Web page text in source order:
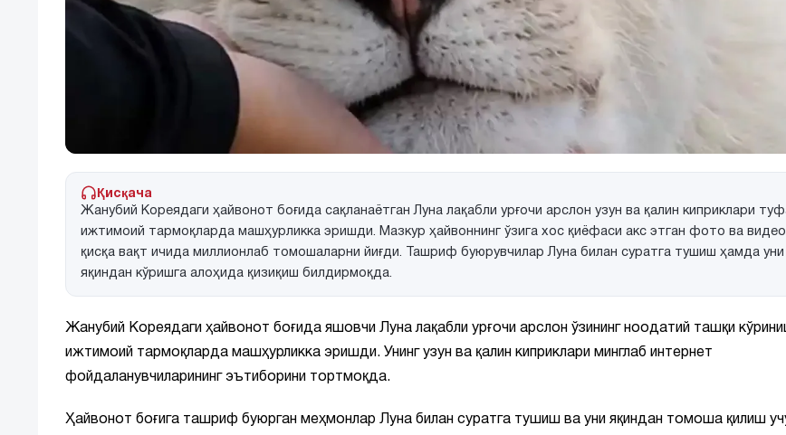
Қисқача
Жанубий Кореядаги ҳайвонот боғида сақланаётган Луна лақабли урғочи арслон узун ва қалин киприклари
ижтимоий тармоқларда машҳурликка эришди. Мазкур ҳайвоннинг ўзига хос қиёфаси акс этган фото ва
қисқа вақт ичида миллионлаб томошаларни йиғди. Ташриф буюрувчилар Луна билан суратга тушиш ҳамда уни
яқиндан кўришга алоҳида қизиқиш билдирмоқда.
Жанубий Кореядаги ҳайвонот боғида яшовчи Луна лақабли урғочи арслон ўзининг ноодатий ташқи
ижтимоий тармоқларда машҳурликка эришди. Унинг узун ва қалин киприклари минглаб интернет
фойдаланувчиларининг эътиборини тортмоқда.
Ҳайвонот боғига ташриф буюрган меҳмонлар Луна билан суратга тушиш ва уни яқиндан томоша қилиш